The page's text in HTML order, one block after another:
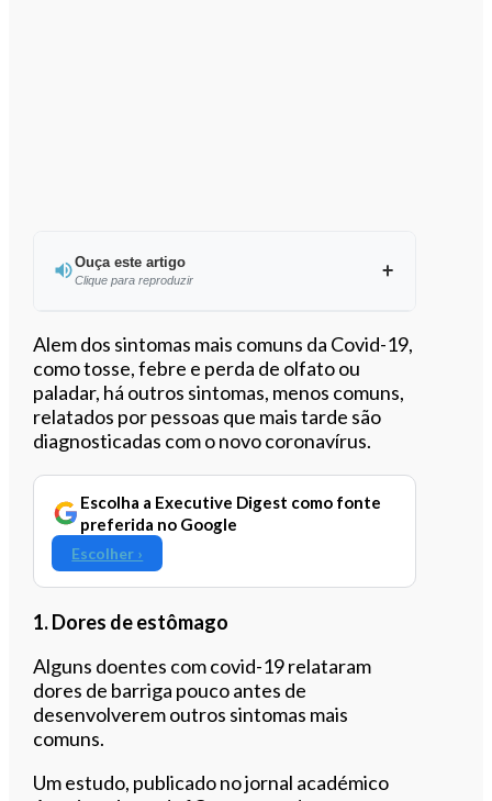
Ouça este artigo
Clique para reproduzir
Ouvir este artigo
Alem dos sintomas mais comuns da Covid-19,
como tosse, febre e perda de olfato ou
paladar, há outros sintomas, menos comuns,
relatados por pessoas que mais tarde são
diagnosticadas com o novo coronavírus.
Escolha a Executive Digest como fonte
preferida no Google
Escolher ›
1. Dores de estômago
Alguns doentes com covid-19 relataram
dores de barriga pouco antes de
desenvolverem outros sintomas mais
comuns.
Um estudo, publicado no jornal académico